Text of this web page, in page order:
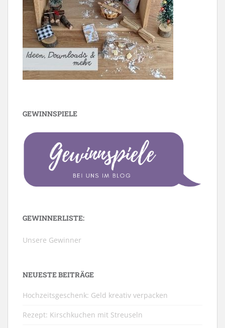
GEWINNSPIELE
GEWINNERLISTE:
Unsere Gewinner
NEUESTE BEITRÄGE
Hochzeitsgeschenk: Geld kreativ verpacken
Rezept: Kirschkuchen mit Streuseln